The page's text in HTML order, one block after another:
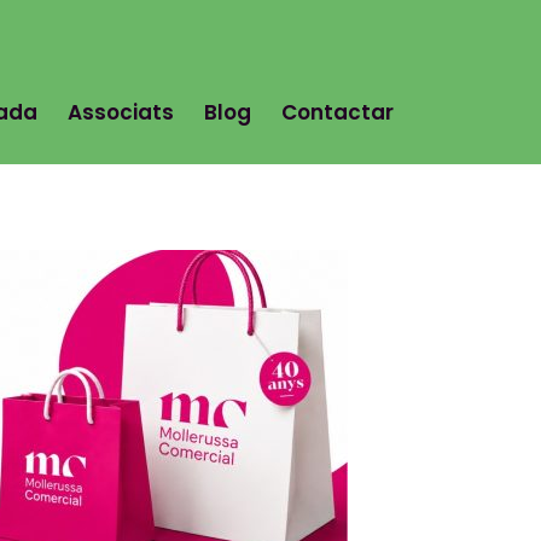
Associats Blog Contactar